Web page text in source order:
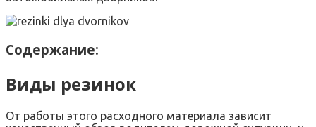
Содержание:
Виды резинок
От работы этого расходного материала зависит